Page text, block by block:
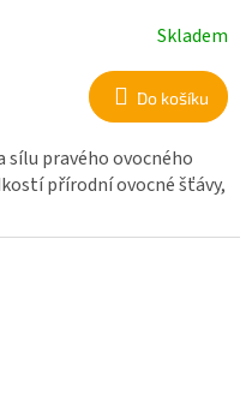
Skladem
Do košíku
sílu pravého ovocného
přírodní ovocné šťávy,